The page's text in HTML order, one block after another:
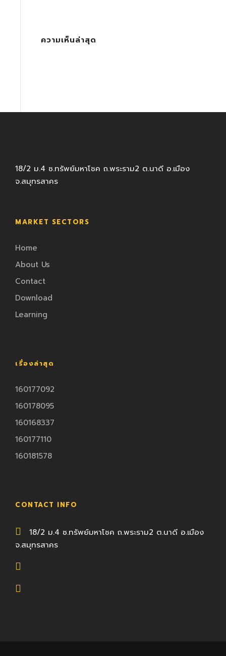
ความเห็นล่าสุด
18/2 ม.4 ซ.ทรัพย์มหาโชค ถ.พระราม2 ต.นาดี อ.เมือง
จ.สมุทรสาคร
MARKET SECTORS
Home
About Us
Contact
Download
Learning
เรื่องล่าสุด
160177092
160178095
160168337
160177110
160181578
CONTACT INFO
18/2 ม.4 ซ.ทรัพย์มหาโชค ถ.พระราม2 ต.นาดี อ.เมือง
จ.สมุทรสาคร